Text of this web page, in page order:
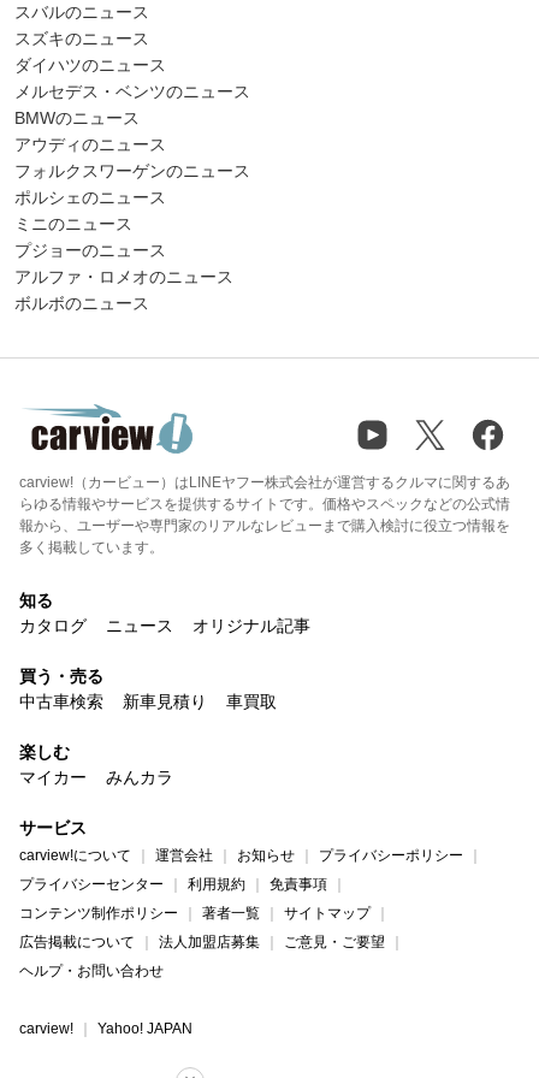
スバルのニュース
スズキのニュース
ダイハツのニュース
メルセデス・ベンツのニュース
BMWのニュース
アウディのニュース
フォルクスワーゲンのニュース
ポルシェのニュース
ミニのニュース
プジョーのニュース
アルファ・ロメオのニュース
ボルボのニュース
carview!（カービュー）はLINEヤフー株式会社が運営するクルマに関するあ
らゆる情報やサービスを提供するサイトです。価格やスペックなどの公式情
報から、ユーザーや専門家のリアルなレビューまで購入検討に役立つ情報を
多く掲載しています。
知る
カタログ
ニュース オリジナル記事
買う・売る
中古車検索
新車見積り 車買取
楽しむ
マイカー
みんカラ
サービス
carview!について 運営会社 お知らせ
プライバシーポリシー
プライバシーセンター
利用規約
免責事項
コンテンツ制作ポリシー
著者一覧
サイトマップ
広告掲載について
法人加盟店募集
ご意見・ご要望
ヘルプ・お問い合わせ
carview! Yahoo! JAPAN